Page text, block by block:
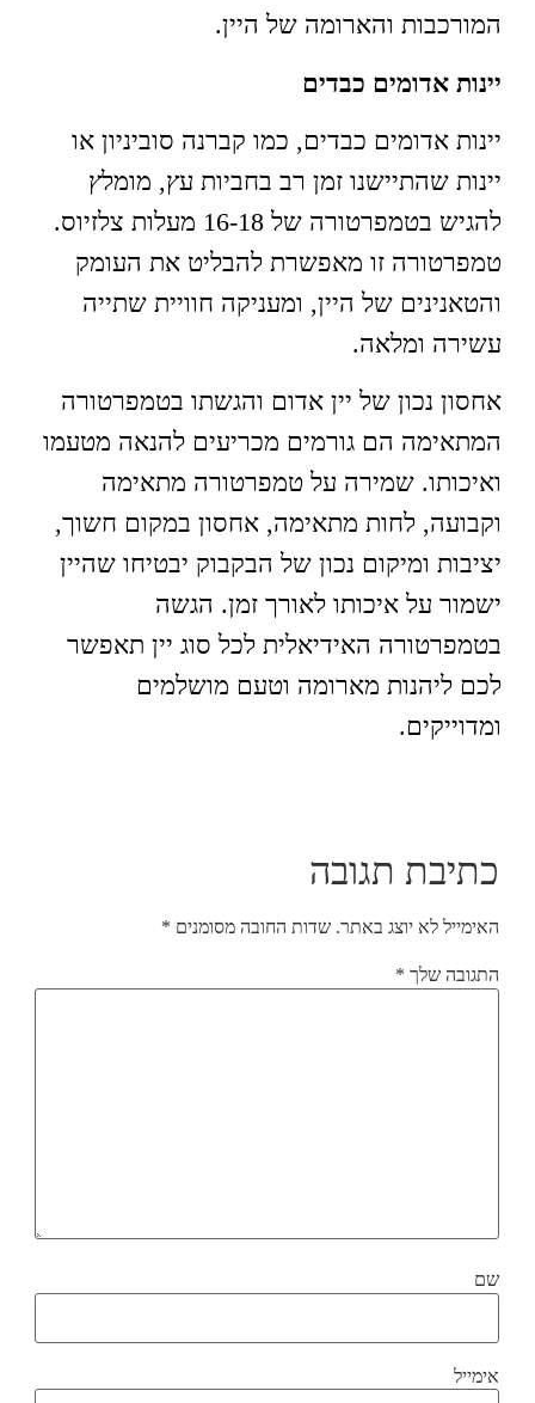
המורכבות והארומה של היין.
יינות אדומים כבדים
יינות אדומים כבדים, כמו קברנה סוביניון או
יינות שהתיישנו זמן רב בחביות עץ, מומלץ
להגיש בטמפרטורה של 16-18 מעלות צלזיוס.
טמפרטורה זו מאפשרת להבליט את העומק
והטאנינים של היין, ומעניקה חוויית שתייה
עשירה ומלאה.
אחסון נכון של יין אדום והגשתו בטמפרטורה
המתאימה הם גורמים מכריעים להנאה מטעמו
ואיכותו. שמירה על טמפרטורה מתאימה
וקבועה, לחות מתאימה, אחסון במקום חשוך,
יציבות ומיקום נכון של הבקבוק יבטיחו שהיין
ישמור על איכותו לאורך זמן. הגשה
בטמפרטורה האידיאלית לכל סוג יין תאפשר
לכם ליהנות מארומה וטעם מושלמים
ומדוייקים.
כתיבת תגובה
האימייל לא יוצג באתר. שדות החובה מסומנים *
התגובה שלך *
שם
אימייל